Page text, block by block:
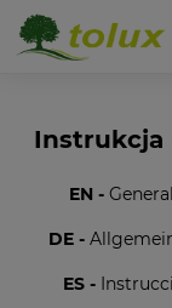
Instrukcja
EN -
DE -
ES -